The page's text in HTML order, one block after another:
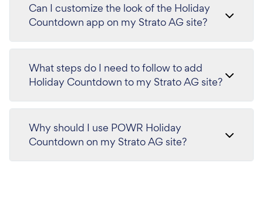
Can I customize the look of the Holiday
Countdown app on my Strato AG site?
What steps do I need to follow to add
Holiday Countdown to my Strato AG site?
Why should I use POWR Holiday
Countdown on my Strato AG site?